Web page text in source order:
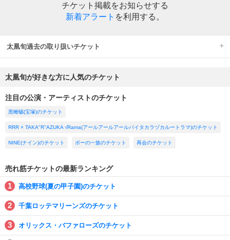
チケット掲載をお知らせする
新着アラート を利用する。
太凰旬過去の取り扱いチケット
太凰旬が好きな方に人気のチケット
注目の公演・アーティストのチケット
黒蜥蜴(宝塚)のチケット
RRR × TAKA"R"AZUKA √Rama(アールアールアールバイタカラヅカルートラマ)のチケット
NINE(ナイン)のチケット ポーの一族のチケット 再会のチケット
売れ筋チケットの最新ランキング
高校野球(夏の甲子園)のチケット
千葉ロッテマリーンズのチケット
オリックス・バファローズのチケット